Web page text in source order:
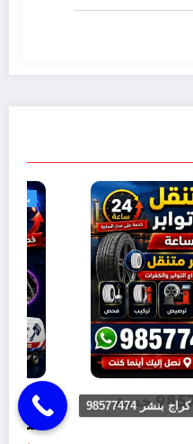
بنشر متنقل
متنقلة 24 ساعة
بنشر 98577474